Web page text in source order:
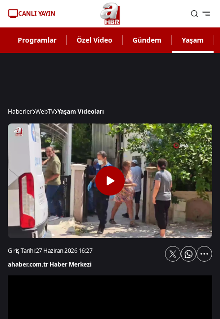
CANLI YAYIN
Programlar Özel Video Gündem Yaşam
Haberler WebTV Yaşam Videoları
Giriş Tarihi:27 Haziran 2026 16:27
ahaber.com.tr Haber Merkezi